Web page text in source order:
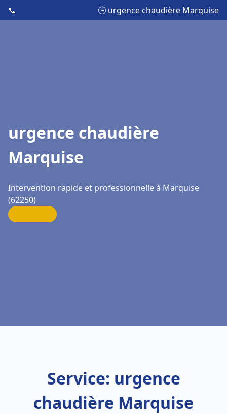
📞 🕒 urgence chaudière Marquise
urgence chaudière
Marquise
Intervention rapide et professionnelle à Marquise
(62250)
Service: urgence
chaudière Marquise